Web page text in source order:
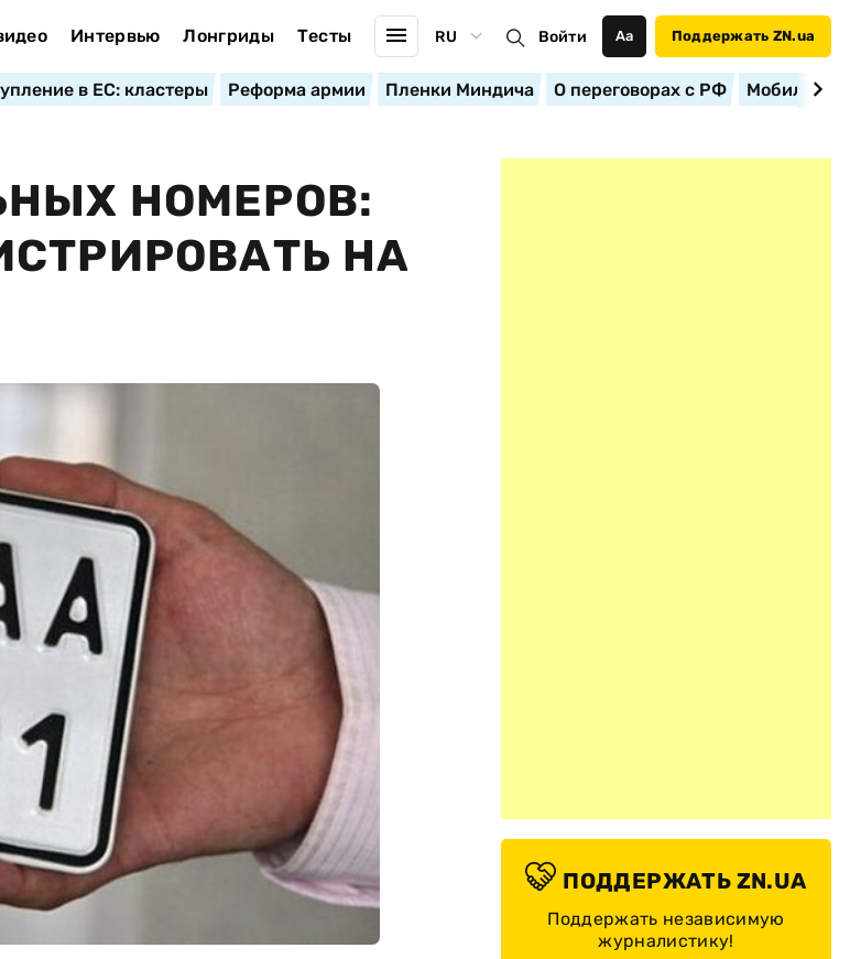
Интервью Лонгриды Тесты RU Войти Аа Поддержать ZN.ua
в ЕС: кластеры Реформа армии Пленки Миндича О переговорах с РФ
НОМЕРОВ:
НА
ПОДДЕРЖАТЬ ZN.UA
Поддержать независимую
журналистику!